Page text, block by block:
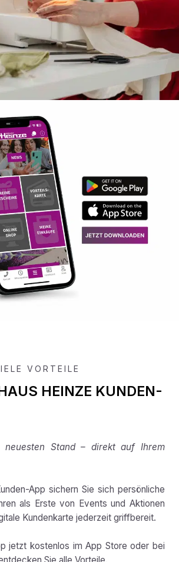
VORTEILE
HEINZE KUNDEN-
neuesten Stand – direkt auf Ihrem
App sichern Sie sich persönliche
als Erste von Events und Aktionen
Kundenkarte jederzeit griffbereit.
jetzt kostenlos im App Store oder bei